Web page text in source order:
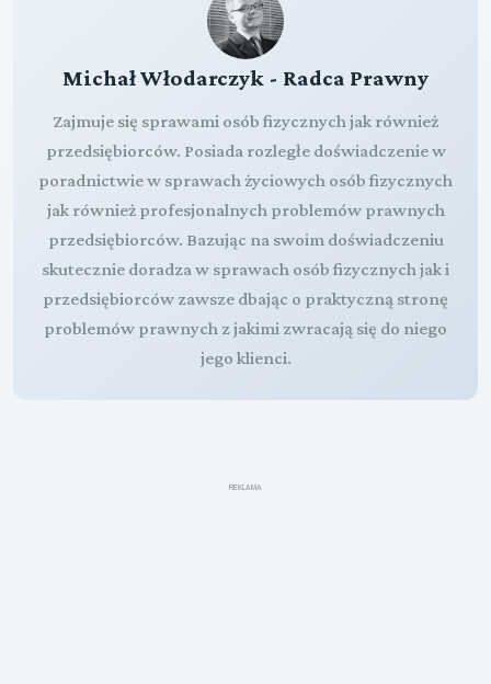
Michał Włodarczyk - Radca Prawny
Zajmuje się sprawami osób fizycznych jak również
przedsiębiorców. Posiada rozległe doświadczenie w
poradnictwie w sprawach życiowych osób fizycznych
jak również profesjonalnych problemów prawnych
przedsiębiorców. Bazując na swoim doświadczeniu
skutecznie doradza w sprawach osób fizycznych jak i
przedsiębiorców zawsze dbając o praktyczną stronę
problemów prawnych z jakimi zwracają się do niego
jego klienci.
REKLAMA